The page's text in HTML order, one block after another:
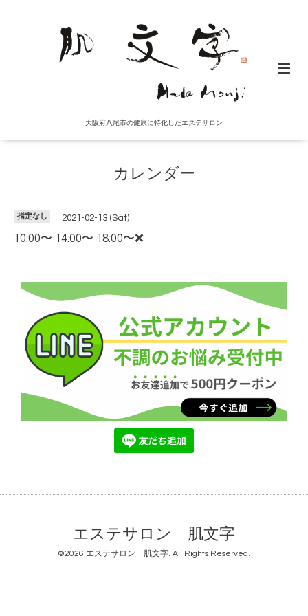
大阪府八尾市の健康に特化したエステサロン
カレンダー
指定なし 2021-02-13 (Sat)
10:00〜 14:00〜 18:00〜❌
エステサロン 肌文字
©2026 エステサロン 肌文字. All Rights Reserved.